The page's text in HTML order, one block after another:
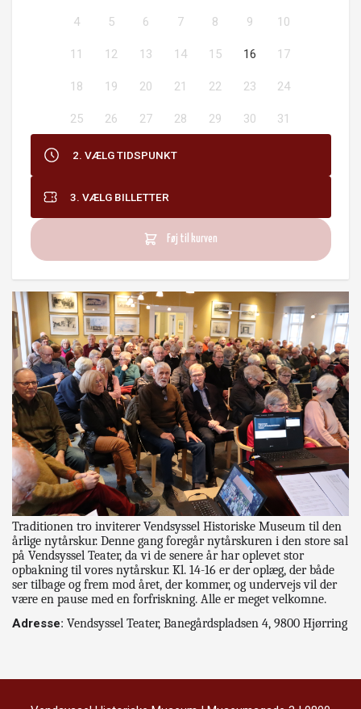
Traditionen tro inviterer Vendsyssel Historiske Museum til den
årlige nytårskur. Denne gang foregår nytårskuren i den store sal
på Vendsyssel Teater, da vi de senere år har oplevet stor
opbakning til vores nytårskur. Kl. 14-16 er der oplæg, der både
ser tilbage og frem mod året, der kommer, og undervejs vil der
være en pause med en forfriskning. Alle er meget velkomne.
Adresse: Vendsyssel Teater, Banegårdspladsen 4, 9800 Hjørring
4 5 6 7 8 9 10
11 12 13 14 15 16 17
18 19 20 21 22 23 24
25 26 27 28 29 30 31
2. VÆLG TIDSPUNKT
3. VÆLG BILLETTER
Føj til kurven